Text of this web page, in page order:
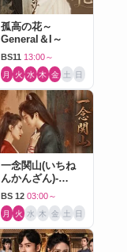
孤高の花～
General＆I～
BS11 13:00～
月 火 水 木 金 土 日
一念関山(いちね
んかんざん)-
Journey to Love-
BS 12 03:00～
月 火 水 木 金 土 日